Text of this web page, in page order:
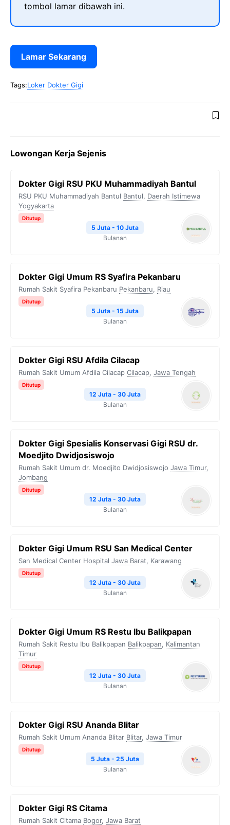
tombol lamar dibawah ini.
Lamar Sekarang
Tags:Loker Dokter Gigi
Lowongan Kerja Sejenis
Dokter Gigi RSU PKU Muhammadiyah Bantul
RSU PKU Muhammadiyah Bantul Bantul, Daerah Istimewa
Yogyakarta
Ditutup
5 Juta - 10 Juta
Bulanan
Dokter Gigi Umum RS Syafira Pekanbaru
Rumah Sakit Syafira Pekanbaru Pekanbaru, Riau
Ditutup
5 Juta - 15 Juta
Bulanan
Dokter Gigi RSU Afdila Cilacap
Rumah Sakit Umum Afdila Cilacap Cilacap, Jawa Tengah
Ditutup
12 Juta - 30 Juta
Bulanan
Dokter Gigi Spesialis Konservasi Gigi RSU dr.
Moedjito Dwidjosiswojo
Rumah Sakit Umum dr. Moedjito Dwidjosiswojo Jawa Timur,
Jombang
Ditutup
12 Juta - 30 Juta
Bulanan
Dokter Gigi Umum RSU San Medical Center
San Medical Center Hospital Jawa Barat, Karawang
Ditutup
12 Juta - 30 Juta
Bulanan
Dokter Gigi Umum RS Restu Ibu Balikpapan
Rumah Sakit Restu Ibu Balikpapan Balikpapan, Kalimantan
Timur
Ditutup
12 Juta - 30 Juta
Bulanan
Dokter Gigi RSU Ananda Blitar
Rumah Sakit Umum Ananda Blitar Blitar, Jawa Timur
Ditutup
5 Juta - 25 Juta
Bulanan
Dokter Gigi RS Citama
Rumah Sakit Citama Bogor, Jawa Barat